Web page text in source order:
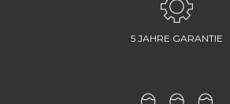
5 JAHRE GARANTIE